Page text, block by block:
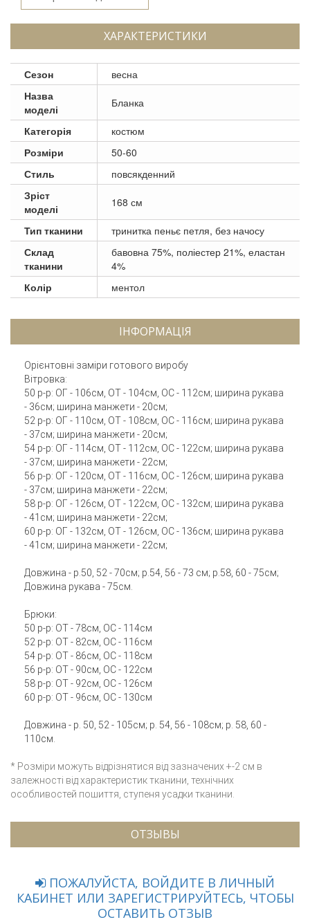
ХАРАКТЕРИСТИКИ
Сезон
весна
Назва
моделі
Бланка
Категорія
костюм
Розміри
50-60
Стиль
повсякденний
Зріст
моделі
168 см
Тип тканини
тринитка пеньє петля, без начосу
Склад
тканини
бавовна 75%, поліестер 21%, еластан
4%
Колір
ментол
ІНФОРМАЦІЯ
Орієнтовні заміри готового виробу
Вітровка:
50 р-р: ОГ - 106см, ОТ - 104см, ОС - 112см; ширина рукава
- 36см; ширина манжети - 20см;
52 р-р: ОГ - 110см, ОТ - 108см, ОС - 116см; ширина рукава
- 37см; ширина манжети - 20см;
54 р-р: ОГ - 114см, ОТ - 112см, ОС - 122см; ширина рукава
- 37см; ширина манжети - 22см;
56 р-р: ОГ - 120см, ОТ - 116см, ОС - 126см; ширина рукава
- 37см; ширина манжети - 22см;
58 р-р: ОГ - 126см, ОТ - 122см, ОС - 132см; ширина рукава
- 41см; ширина манжети - 22см;
60 р-р: ОГ - 132см, ОТ - 126см, ОС - 136см; ширина рукава
- 41см; ширина манжети - 22см;
Довжина - р.50, 52 - 70см; р.54, 56 - 73 см; р.58, 60 - 75см;
Довжина рукава - 75см.
Брюки:
50 р-р: ОТ - 78см, ОС - 114см
52 р-р: ОТ - 82см, ОС - 116см
54 р-р: ОТ - 86см, ОС - 118см
56 р-р: ОТ - 90см, ОС - 122см
58 р-р: ОТ - 92см, ОС - 126см
60 р-р: ОТ - 96см, ОС - 130см
Довжина - р. 50, 52 - 105см; р. 54, 56 - 108см; р. 58, 60 -
110см.
* Розміри можуть відрізнятися від зазначених +-2 см в
залежності від характеристик тканини, технічних
особливостей пошиття, ступеня усадки тканини.
ОТЗЫВЫ
ПОЖАЛУЙСТА, ВОЙДИТЕ В ЛИЧНЫЙ
КАБИНЕТ ИЛИ ЗАРЕГИСТРИРУЙТЕСЬ, ЧТОБЫ
ОСТАВИТЬ ОТЗЫВ